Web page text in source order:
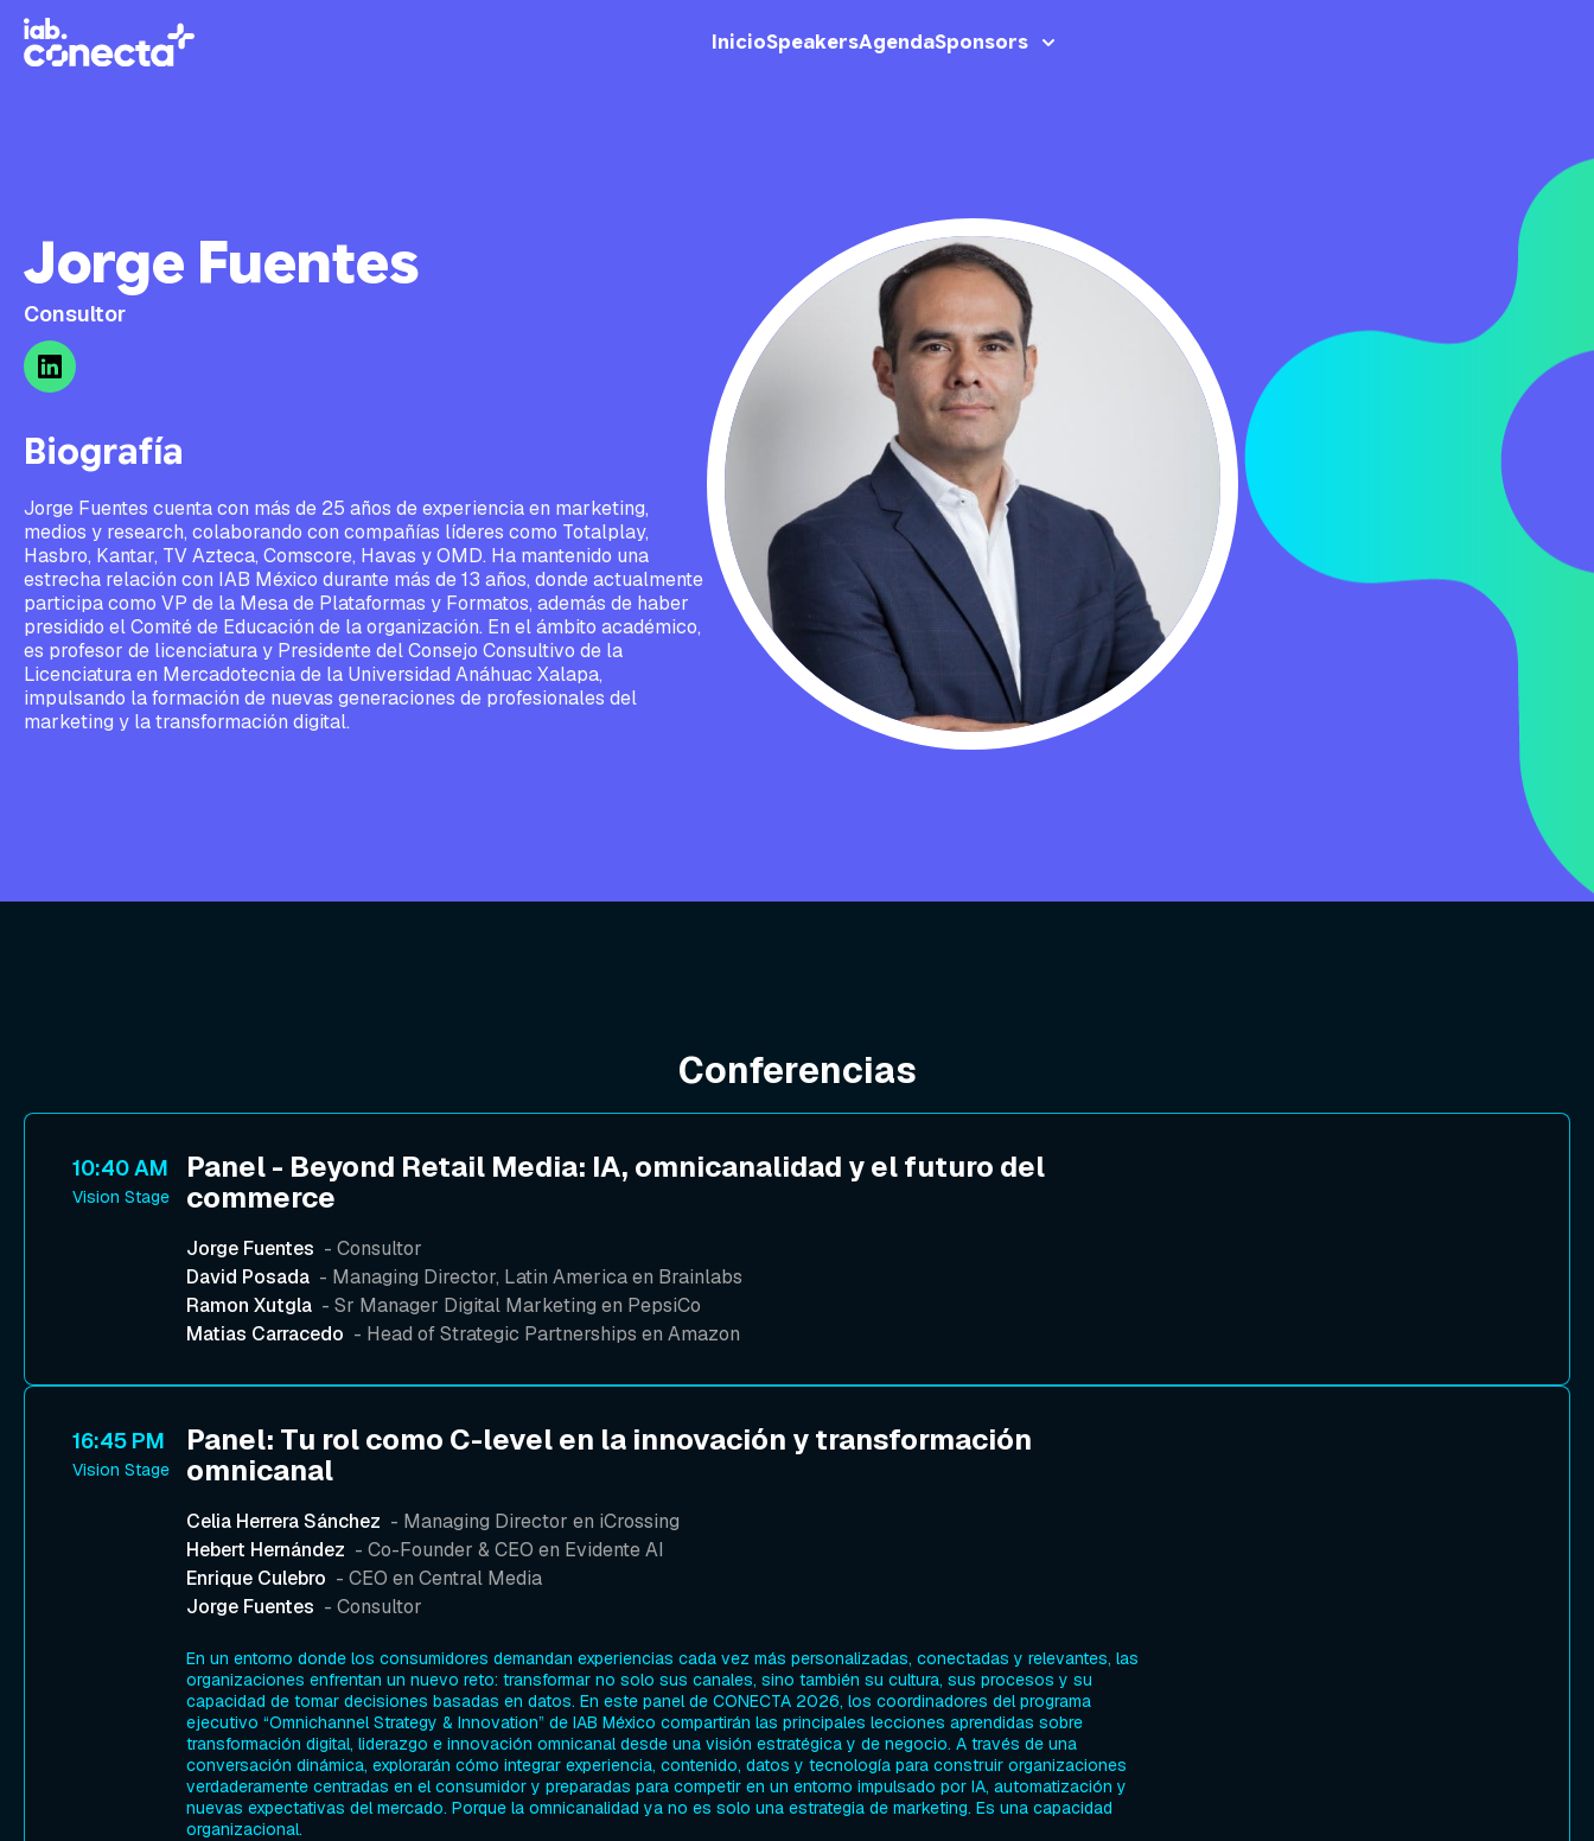
InicioSpeakersAgendaSponsors
Jorge Fuentes
Consultor
Biografía
Jorge Fuentes cuenta con más de 25 años de experiencia en marketing,
medios y research, colaborando con compañías líderes como Totalplay,
Hasbro, Kantar, TV Azteca, Comscore, Havas y OMD. Ha mantenido una
estrecha relación con IAB México durante más de 13 años, donde actualmente
participa como VP de la Mesa de Plataformas y Formatos, además de haber
presidido el Comité de Educación de la organización. En el ámbito académico,
es profesor de licenciatura y Presidente del Consejo Consultivo de la
Licenciatura en Mercadotecnia de la Universidad Anáhuac Xalapa,
impulsando la formación de nuevas generaciones de profesionales del
marketing y la transformación digital.
Conferencias
10:40 AM
Vision Stage
Panel - Beyond Retail Media: IA, omnicanalidad y el futuro del
commerce
Jorge Fuentes - Consultor
David Posada - Managing Director, Latin America en Brainlabs
Ramon Xutgla - Sr Manager Digital Marketing en PepsiCo
Matias Carracedo - Head of Strategic Partnerships en Amazon
16:45 PM
Vision Stage
Panel: Tu rol como C-level en la innovación y transformación
omnicanal
Celia Herrera Sánchez - Managing Director en iCrossing
Hebert Hernández - Co-Founder & CEO en Evidente AI
Enrique Culebro - CEO en Central Media
Jorge Fuentes - Consultor
En un entorno donde los consumidores demandan experiencias cada vez más personalizadas, conectadas y relevantes, las
organizaciones enfrentan un nuevo reto: transformar no solo sus canales, sino también su cultura, sus procesos y su
capacidad de tomar decisiones basadas en datos. En este panel de CONECTA 2026, los coordinadores del programa
ejecutivo “Omnichannel Strategy & Innovation” de IAB México compartirán las principales lecciones aprendidas sobre
transformación digital, liderazgo e innovación omnicanal desde una visión estratégica y de negocio. A través de una
conversación dinámica, explorarán cómo integrar experiencia, contenido, datos y tecnología para construir organizaciones
verdaderamente centradas en el consumidor y preparadas para competir en un entorno impulsado por IA, automatización y
nuevas expectativas del mercado. Porque la omnicanalidad ya no es solo una estrategia de marketing. Es una capacidad
organizacional.